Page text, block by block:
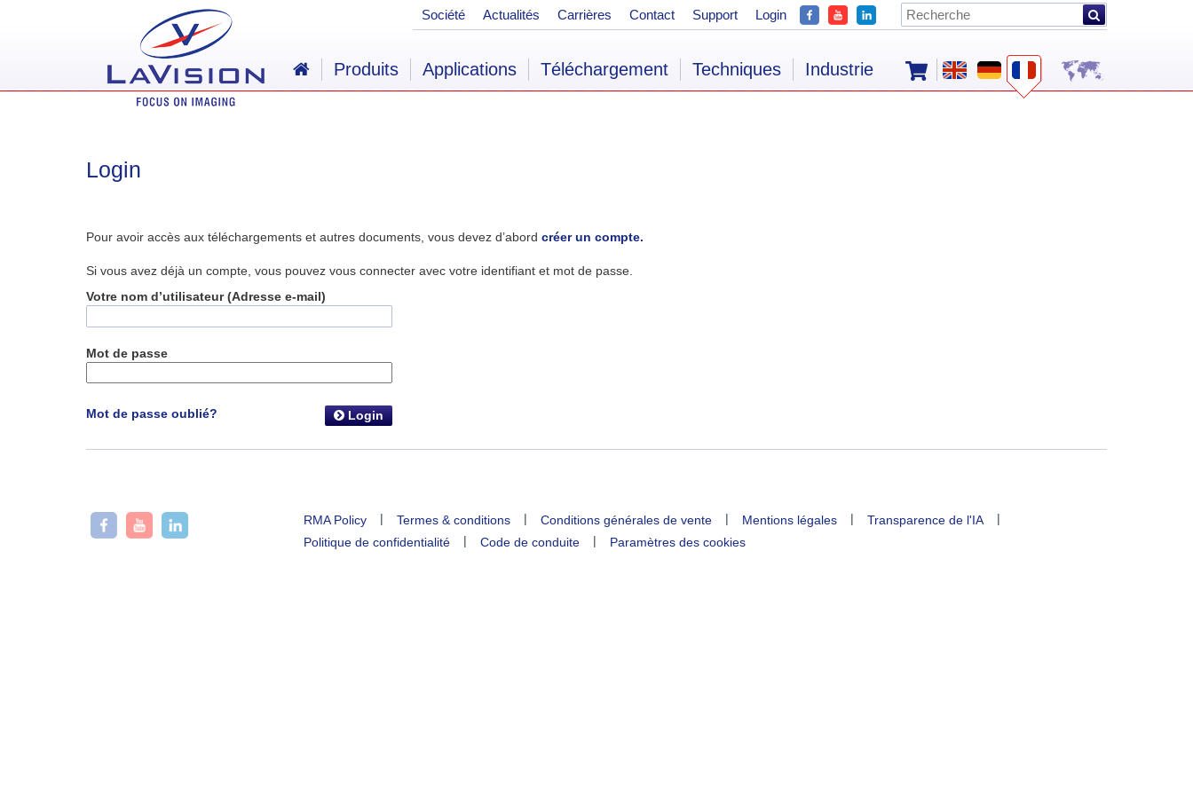
Login
Pour avoir accès aux téléchargements et autres documents, vous devez d’abord créer un compte.
Si vous avez déjà un compte, vous pouvez vous connecter avec votre identifiant et mot de passe.
Votre nom d’utilisateur (Adresse e-mail)
Mot de passe
Mot de passe oublié? Login
RMA Policy | Termes & conditions | Conditions générales de vente | Mentions légales | Transparence de l'IA
|
Politique de confidentialité
| Code de conduite | Paramètres des cookies
Société Actualités Carrières Contact Support Login
Produits Applications Téléchargement Techniques Industrie